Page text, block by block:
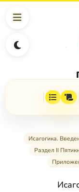
Исагогика.
Раздел II